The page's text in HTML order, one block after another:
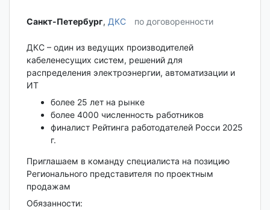
Санкт-Петербург‎, ДКС по договоренности
ДКС – один из ведущих производителей
кабеленесущих систем, решений для
распределения электроэнергии, автоматизации и
ИТ
более 25 лет на рынке
более 4000 численность работников
финалист Рейтинга работодателей Росси 2025
г.
Приглашаем в команду специалиста на позицию
Регионального представителя по проектным
продажам
Обязанности: